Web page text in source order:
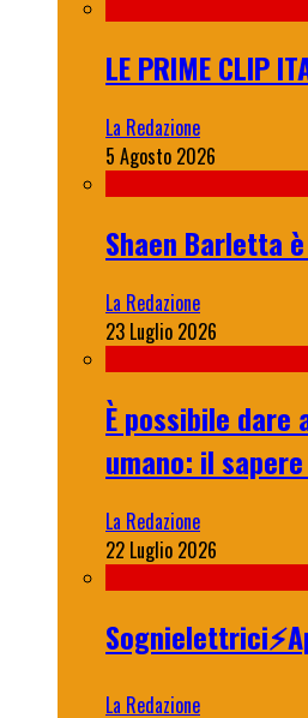
LE PRIME CLIP
La Redazione
5 Agosto 2026
Shaen Barletta
La Redazione
23 Luglio 2026
È possibile dare
umano: il
La Redazione
22 Luglio 2026
La Redazione